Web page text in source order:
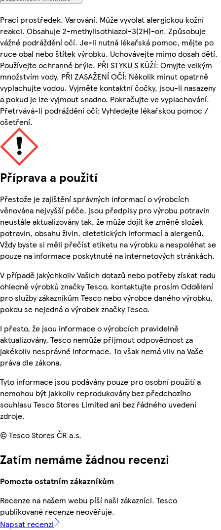
Prací prostředek. Varování. Může vyvolat alergickou kožní
reakci. Obsahuje 2-methylisothiazol-3(2H)-on. Způsobuje
vážné podráždění očí. Je-li nutná lékařská pomoc, mějte po
ruce obal nebo štítek výrobku. Uchovávejte mimo dosah dětí.
Používejte ochranné brýle. PŘI STYKU S KŮŽÍ: Omyjte velkým
množstvím vody. PŘI ZASAŽENÍ OČÍ: Několik minut opatrně
vyplachujte vodou. Vyjměte kontaktní čočky, jsou-li nasazeny
a pokud je lze vyjmout snadno. Pokračujte ve vyplachování.
Přetrvává-li podráždění očí: Vyhledejte lékařskou pomoc /
ošetření.
Příprava a použití
Přestože je zajištění správných informací o výrobcích
věnována nejvyšší péče, jsou předpisy pro výrobu potravin
neustále aktualizovány tak, že může dojít ke změně složek
potravin, obsahu živin, dietetických informací a alergenů.
Vždy byste si měli přečíst etiketu na výrobku a nespoléhat se
pouze na informace poskytnuté na internetových stránkách.
V případě jakýchkoliv Vašich dotazů nebo potřeby získat radu
ohledně výrobků značky Tesco, kontaktujte prosím Oddělení
pro služby zákazníkům Tesco nebo výrobce daného výrobku,
pokdu se nejedná o výrobek značky Tesco.
I přesto, že jsou informace o výrobcích pravidelně
aktualizovány, Tesco nemůže přijmout odpovědnost za
jakékoliv nesprávné informace. To však nemá vliv na Vaše
práva dle zákona.
Tyto informace jsou podávány pouze pro osobní použití a
nemohou být jakkoliv reprodukovány bez předchozího
souhlasu Tesco Stores Limited ani bez řádného uvedení
zdroje.
© Tesco Stores ČR a.s.
Zatím nemáme žádnou recenzi
Pomozte ostatním zákazníkům
Recenze na našem webu píší naši zákazníci. Tesco
publikované recenze neověřuje.
Napsat recenzi